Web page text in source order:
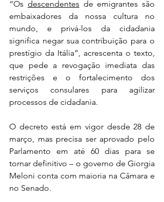
“Os descendentes de emigrantes são
embaixadores da nossa cultura no
mundo, e privá-los da cidadania
significa negar sua contribuição para o
prestígio da Itália”, acrescenta o texto,
que pede a revogação imediata das
restrições e o fortalecimento dos
serviços consulares para agilizar
processos de cidadania.
O decreto está em vigor desde 28 de
março, mas precisa ser aprovado pelo
Parlamento em até 60 dias para se
tornar definitivo – o governo de Giorgia
Meloni conta com maioria na Câmara e
no Senado.